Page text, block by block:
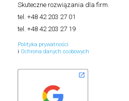
Skuteczne rozwiązania dla firm.
tel. +48 42 203 27 01
tel. +48 42 203 27 19
Polityka prywatności
i Ochrona danych osobowych